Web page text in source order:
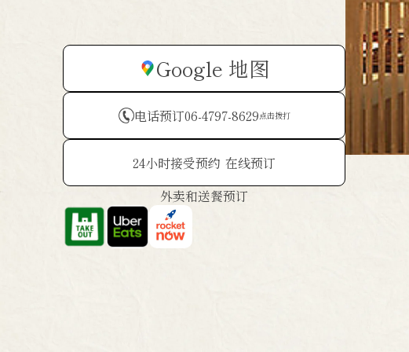
Google 地图
电话预订06-4797-8629点击拨打
24小时接受预约 在线预订
外卖和送餐预订